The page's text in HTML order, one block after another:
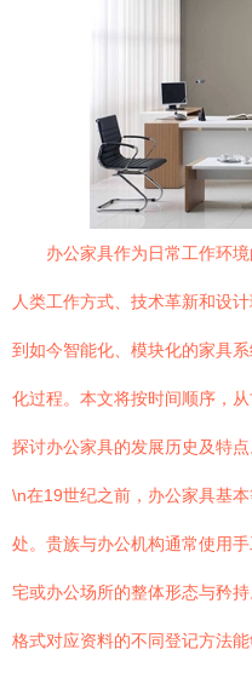
办公家具作为日常工作环
人类工作方式、技术革新和设
到如今智能化、模块化的家具
化过程。本文将按时间顺序，
探讨办公家具的发展历史及特
\n在19世纪之前，办公家具基
处。贵族与办公机构通常使用
宅或办公场所的整体形态与矜
格式对应资料的不同登记方法